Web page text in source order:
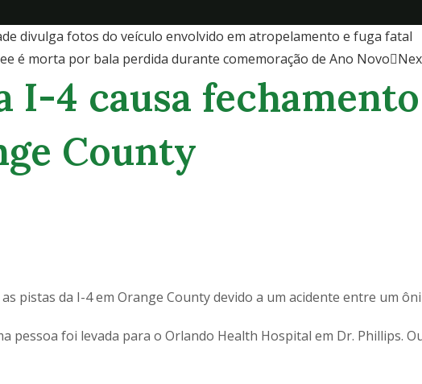
divulga fotos do veículo envolvido em atropelamento e fuga fatal
é morta por bala perdida durante comemoração de Ano Novo
I-4 causa
County
pistas da I-4 em Orange County devido a um acidente entre um
pessoa foi levada para o Orlando Health Hospital em Dr. Phillips.